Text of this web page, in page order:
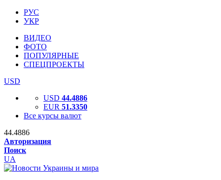
РУС
УКР
ВИДЕО
ФОТО
ПОПУЛЯРНЫЕ
СПЕЦПРОЕКТЫ
USD
USD 44.4886
EUR 51.3350
Все курсы валют
44.4886
Авторизация
Поиск
UA